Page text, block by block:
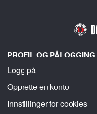
PROFIL OG PÅLOGGING
Logg på
Opprette en konto
Innstillinger for cookies